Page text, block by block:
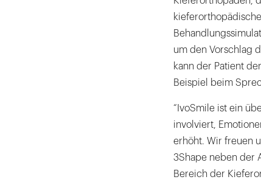
um den Vorschlag
kann der Patient
Beispiel beim
“IvoSmile ist ein
involviert,
erhöht. Wir freuen
3Shape neben der
Bereich der